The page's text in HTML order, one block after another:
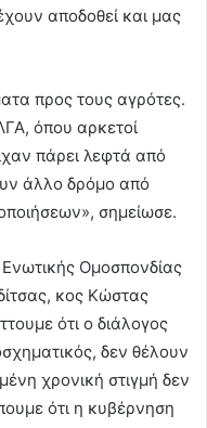
αποδοθεί και μας
προς τους αγρότες.
όπου αρκετοί
πάρει λεφτά από
άλλο δρόμο από
σημείωσε.
Ενωτικής Ομοσπονδίας
κος Κώστας
ότι ο διάλογος
δεν θέλουν
χρονική στιγμή δεν
ότι η κυβέρνηση